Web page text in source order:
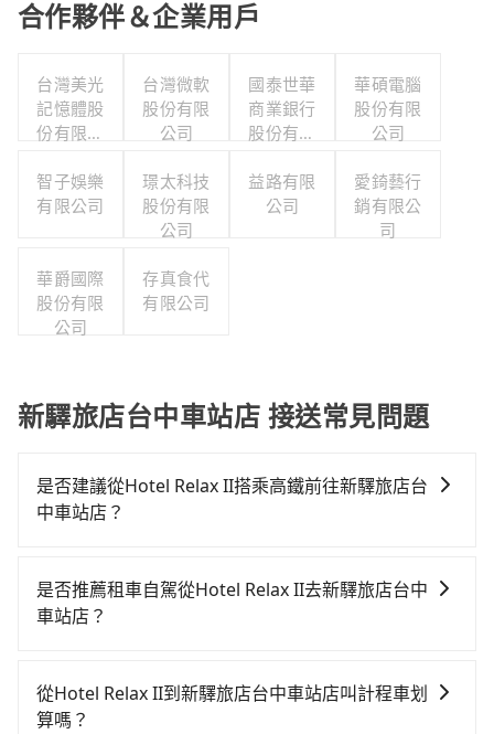
合作夥伴＆企業用戶
台灣美光
記憶體股
份有限公
台灣微軟
股份有限
公司
國泰世華
商業銀行
股份有限
華碩電腦
股份有限
公司
智子娛樂
有限公司
璟太科技
股份有限
公司
益路有限
公司
愛錡藝行
銷有限公
司
華爵國際
股份有限
公司
存真食代
有限公司
新驛旅店台中車站店 接送常見問題
是否建議從Hotel Relax II搭乘高鐵前往新驛旅店台
中車站店？
高鐵乘坐舒適、較貴、費時！從最早06:26一直到
23:00，台北-台中一天最多有102班次高鐵可搭乘。假設
台上等待列車的到來，大概又過了25分鐘，再乘坐
47~66分鐘（平均57分）的高鐵從台北站前往台中高鐵
是否推薦租車自駕從Hotel Relax II去新驛旅店台中
車站店？
時不需要閉目養神（因為要自己開車），最重要的是你
當天就要來回，那在台北路邊可隨租隨借的iRent應該是
從Hotel Relax II到新驛旅店台中車站店叫計程車划
算嗎？